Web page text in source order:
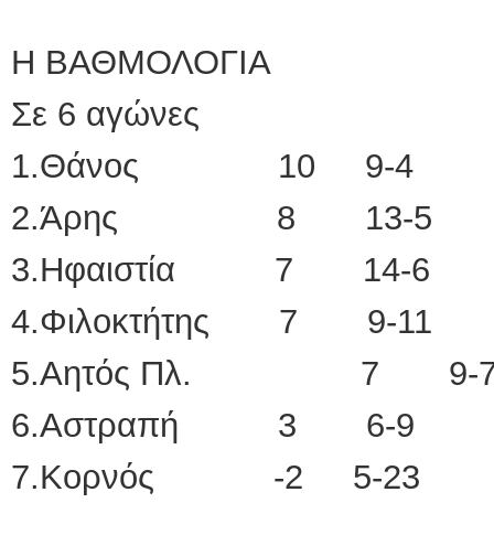
Η ΒΑΘΜΟΛΟΓΙΑ
Σε 6 αγώνες
1.Θάνος 10 9-4
2.Άρης 8 13-5
3.Ηφαιστία 7 14-6
4.Φιλοκτήτης 7 9-11
5.Αητός Πλ. 7 9-
6.Αστραπή 3 6-9
7.Κορνός -2 5-23